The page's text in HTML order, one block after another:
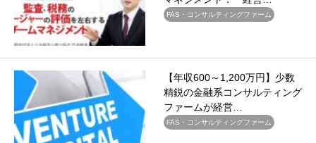
FAS・コンサルティングファーム
【年収600～1,200万円】少数
精鋭の金融系コンサルティング
ファームが経営…
FAS・コンサルティングファーム